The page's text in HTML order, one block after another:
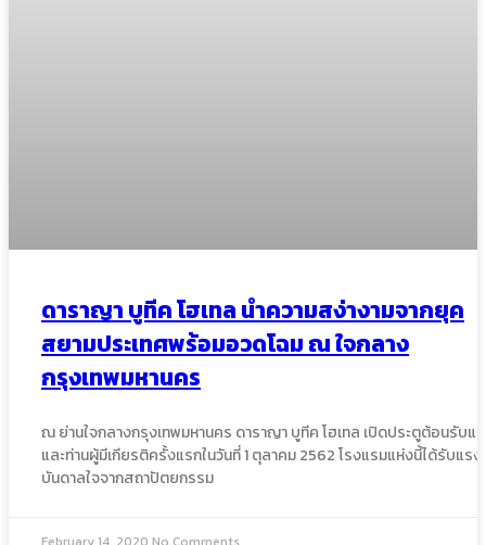
ดาราญา บูทีค โฮเทล นำความสง่างามจากยุค
สยามประเทศพร้อมอวดโฉม ณ ใจกลาง
กรุงเทพมหานคร
ณ ย่านใจกลางกรุงเทพมหานคร ดาราญา บูทีค โฮเทล เปิดประตูต้อนรับแ
และท่านผู้มีเกียรติครั้งแรกในวันที่ 1 ตุลาคม 2562 โรงแรมแห่งนี้ได้รับแรง
บันดาลใจจากสถาปัตยกรรม